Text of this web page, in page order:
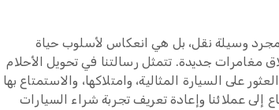
مجرد وسيلة نقل، بل هي انعكاس لأسلوب حياة
مغامرات جديدة. تتمثل رسالتنا في تحويل الأحلام
على السيارة المثالية، وامتلاكها، والاستمتاع بها
إلى عملائنا وإعادة تعريف تجربة شراء السيارات